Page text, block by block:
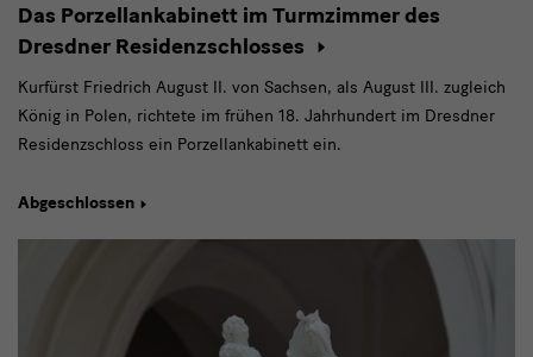
Das Porzellankabinett im Turmzimmer des
Dresdner Residenzschlosses
Kurfürst Friedrich August II. von Sachsen, als August III. zugleich
König in Polen, richtete im frühen 18. Jahrhundert im Dresdner
Residenzschloss ein Porzellankabinett ein.
Abgeschlossen